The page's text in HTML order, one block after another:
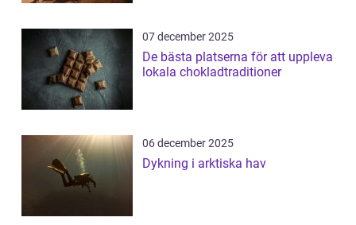
07 december 2025
De bästa platserna för att uppleva
lokala chokladtraditioner
06 december 2025
Dykning i arktiska hav